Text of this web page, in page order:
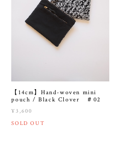
【14cm】Hand-woven mini
pouch / Black Clover ＃02
¥3,600
SOLD OUT